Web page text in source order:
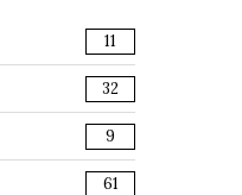
11
32
9
61